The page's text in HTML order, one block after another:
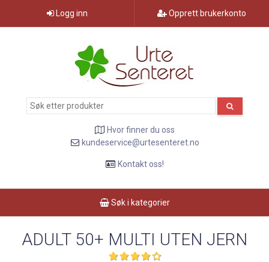
Logg inn Opprett brukerkonto
Hvor finner du oss
kundeservice@urtesenteret.no
Kontakt oss!
Søk i kategorier
ADULT 50+ MULTI UTEN JERN